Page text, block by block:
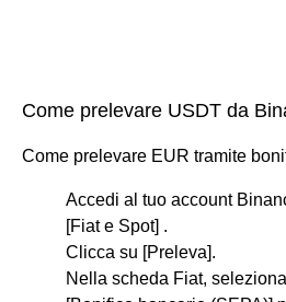
Come prelevare USDT da
Come prelevare EUR tramite
Accedi al tuo account
[Fiat e Spot] .
Clicca su [Preleva].
Nella scheda Fiat,